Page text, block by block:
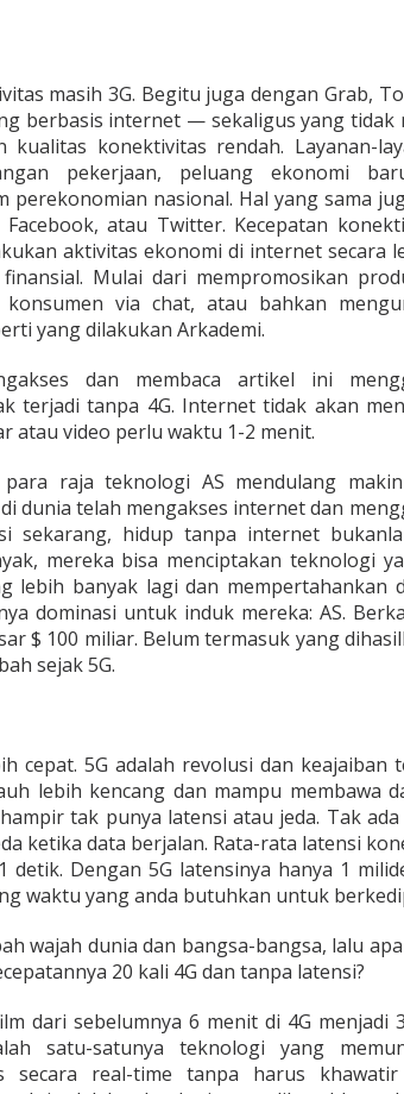
masih 3G. Begitu juga dengan Grab,
berbasis internet — sekaligus yang tidak
kualitas konektivitas rendah. Layanan-
pekerjaan, peluang ekonomi
perekonomian nasional. Hal yang sama
atau Twitter. Kecepatan
aktivitas ekonomi di internet secara
Mulai dari mempromosikan
via chat, atau bahkan
yang dilakukan Arkademi.
dan membaca artikel ini
terjadi tanpa 4G. Internet tidak akan
atau video perlu waktu 1-2 menit.
para raja teknologi AS mendulang
dunia telah mengakses internet dan
sekarang, hidup tanpa internet
mereka bisa menciptakan teknologi
lebih banyak lagi dan mempertahankan
dominasi untuk induk mereka: AS.
$ 100 miliar. Belum termasuk yang
sejak 5G.
cepat. 5G adalah revolusi dan keajaiban
lebih kencang dan mampu membawa
tak punya latensi atau jeda. Tak
ketika data berjalan. Rata-rata latensi
detik. Dengan 5G latensinya hanya 1
waktu yang anda butuhkan untuk
wajah dunia dan bangsa-bangsa, lalu
20 kali 4G dan tanpa latensi?
dari sebelumnya 6 menit di 4G menjadi
satu-satunya teknologi yang
secara real-time tanpa harus khawatir